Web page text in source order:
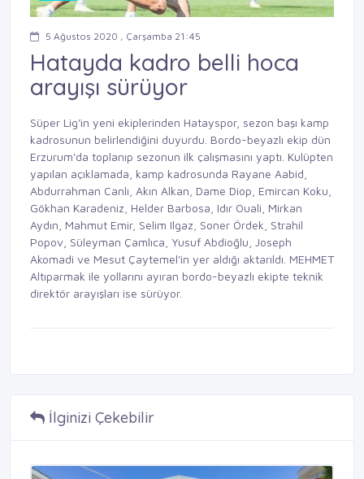
5 Ağustos 2020 , Çarşamba 21:45
Hatayda kadro belli hoca
arayışı sürüyor
Süper Lig'in yeni ekiplerinden Hatayspor, sezon başı kamp
kadrosunun belirlendiğini duyurdu. Bordo-beyazlı ekip dün
Erzurum'da toplanıp sezonun ilk çalışmasını yaptı. Kulüpten
yapılan açıklamada, kamp kadrosunda Rayane Aabid,
Abdurrahman Canlı, Akın Alkan, Dame Diop, Emircan Koku,
Gökhan Karadeniz, Helder Barbosa, Idır Ouali, Mirkan
Aydın, Mahmut Emir, Selim Ilgaz, Soner Ördek, Strahil
Popov, Süleyman Çamlıca, Yusuf Abdioğlu, Joseph
Akomadi ve Mesut Çaytemel'in yer aldığı aktarıldı. MEHMET
Altıparmak ile yollarını ayıran bordo-beyazlı ekipte teknik
direktör arayışları ise sürüyor.
İlginizi Çekebilir